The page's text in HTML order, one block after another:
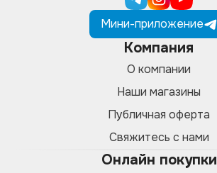
Мини-приложение
Компания
О компании
Наши магазины
Публичная оферта
Свяжитесь с нами
Онлайн покупки